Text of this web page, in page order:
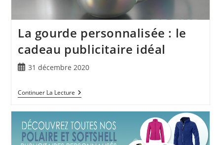
La gourde personnalisée : le
cadeau publicitaire idéal
31 décembre 2020
Continuer La Lecture